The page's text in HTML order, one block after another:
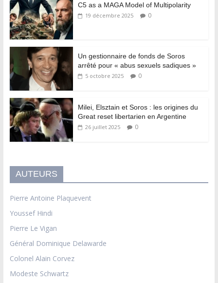
C5 as a MAGA Model of Multipolarity
19 décembre 2025 0
Un gestionnaire de fonds de Soros
arrêté pour « abus sexuels sadiques »
5 octobre 2025 0
Milei, Elsztain et Soros : les origines du
Great reset libertarien en Argentine
26 juillet 2025 0
AUTEURS
Pierre Antoine Plaquevent
Youssef Hindi
Pierre Le Vigan
Général Dominique Delawarde
Colonel Alain Corvez
Modeste Schwartz